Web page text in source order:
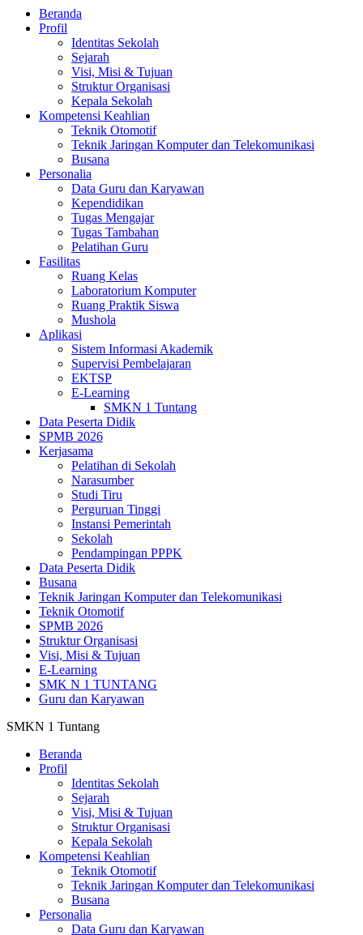
Beranda
Profil
Identitas Sekolah
Sejarah
Visi, Misi & Tujuan
Struktur Organisasi
Kepala Sekolah
Kompetensi Keahlian
Teknik Otomotif
Teknik Jaringan Komputer dan Telekomunikasi
Busana
Personalia
Data Guru dan Karyawan
Kependidikan
Tugas Mengajar
Tugas Tambahan
Pelatihan Guru
Fasilitas
Ruang Kelas
Laboratorium Komputer
Ruang Praktik Siswa
Mushola
Aplikasi
Sistem Informasi Akademik
Supervisi Pembelajaran
EKTSP
E-Learning
SMKN 1 Tuntang
Data Peserta Didik
SPMB 2026
Kerjasama
Pelatihan di Sekolah
Narasumber
Studi Tiru
Perguruan Tinggi
Instansi Pemerintah
Sekolah
Pendampingan PPPK
Data Peserta Didik
Busana
Teknik Jaringan Komputer dan Telekomunikasi
Teknik Otomotif
SPMB 2026
Struktur Organisasi
Visi, Misi & Tujuan
E-Learning
SMK N 1 TUNTANG
Guru dan Karyawan
SMKN 1 Tuntang
Beranda
Profil
Identitas Sekolah
Sejarah
Visi, Misi & Tujuan
Struktur Organisasi
Kepala Sekolah
Kompetensi Keahlian
Teknik Otomotif
Teknik Jaringan Komputer dan Telekomunikasi
Busana
Personalia
Data Guru dan Karyawan